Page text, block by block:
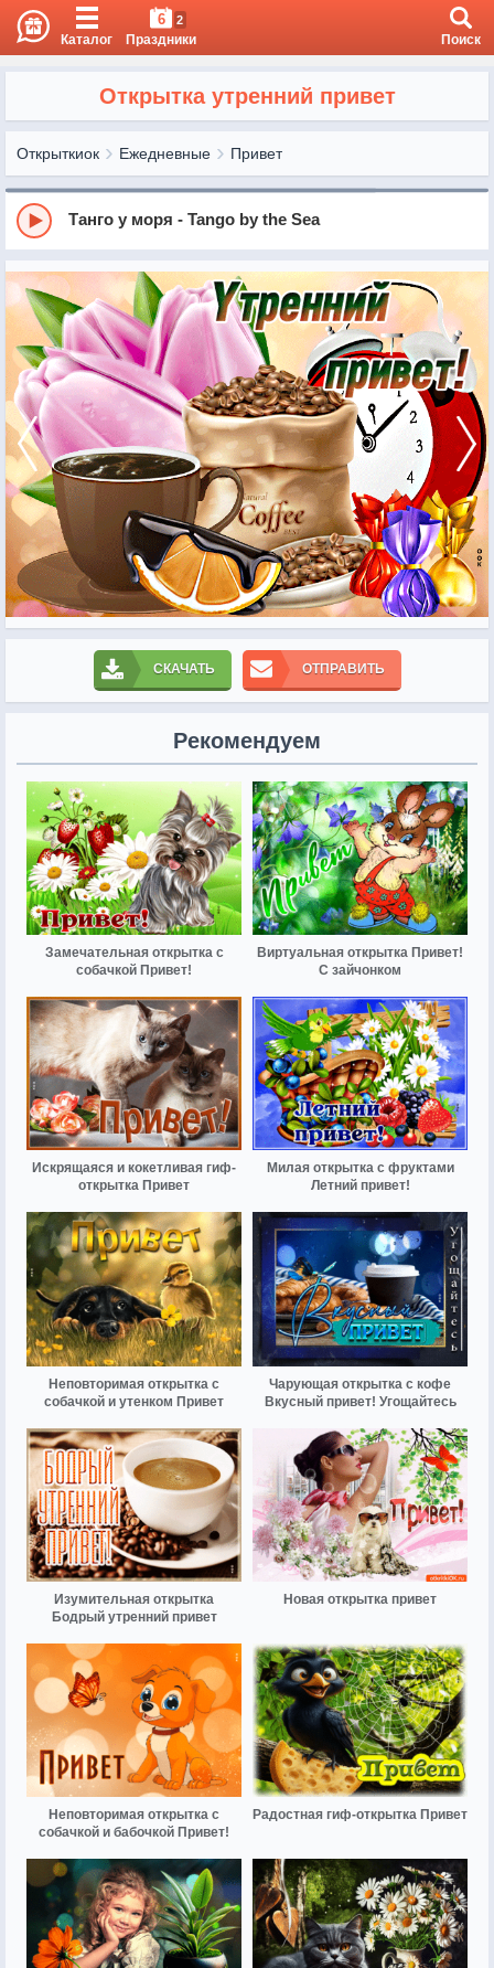
Каталог
6 2
Праздники Поиск
Открытка утренний привет
Открыткиок Ежедневные Привет
Танго у моря - Tango by the Sea
СКАЧАТЬ ОТПРАВИТЬ
Рекомендуем
Замечательная открытка с
собачкой Привет!
Виртуальная открытка Привет!
С зайчонком
Искрящаяся и кокетливая гиф-
открытка Привет
Милая открытка с фруктами
Летний привет!
Неповторимая открытка с
собачкой и утенком Привет
Чарующая открытка с кофе
Вкусный привет! Угощайтесь
Изумительная открытка
Бодрый утренний привет
Новая открытка привет
Неповторимая открытка с
собачкой и бабочкой Привет!
Радостная гиф-открытка Привет